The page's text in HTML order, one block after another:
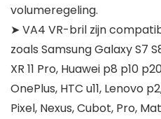
volumeregeling.
➤ VA4 VR-bril zijn
zoals Samsung Galaxy S7
XR 11 Pro, Huawei p8 p10
OnePlus, HTC u11, Lenovo
Pixel, Nexus, Cubot, Pro,